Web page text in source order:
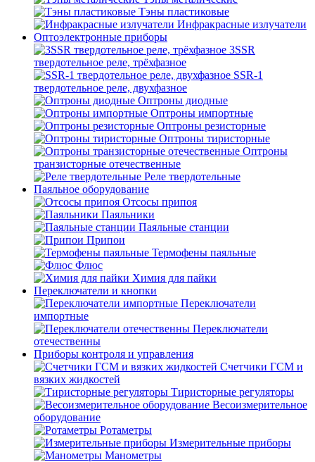
Тэны пластиковые
Инфракрасные излучатели
Оптоэлектронные приборы
3SSR
твердотельное реле, трёхфазное
SSR-1
твердотельное реле, двухфазное
Оптроны диодные
Оптроны импортные
Оптроны резисторные
Оптроны тиристорные
Оптроны
транзисторные отечественные
Реле твердотельные
Паяльное оборудование
Отсосы припоя
Паяльники
Паяльные станции
Припои
Термофены паяльные
Флюс
Химия для пайки
Переключатели и кнопки
Переключатели
импортные
Переключатели
отечественны
Приборы контроля и управления
Счетчики ГСМ и
вязких жидкостей
Тиристорные регуляторы
Весоизмерительное
оборудование
Ротаметры
Измерительные приборы
Манометры